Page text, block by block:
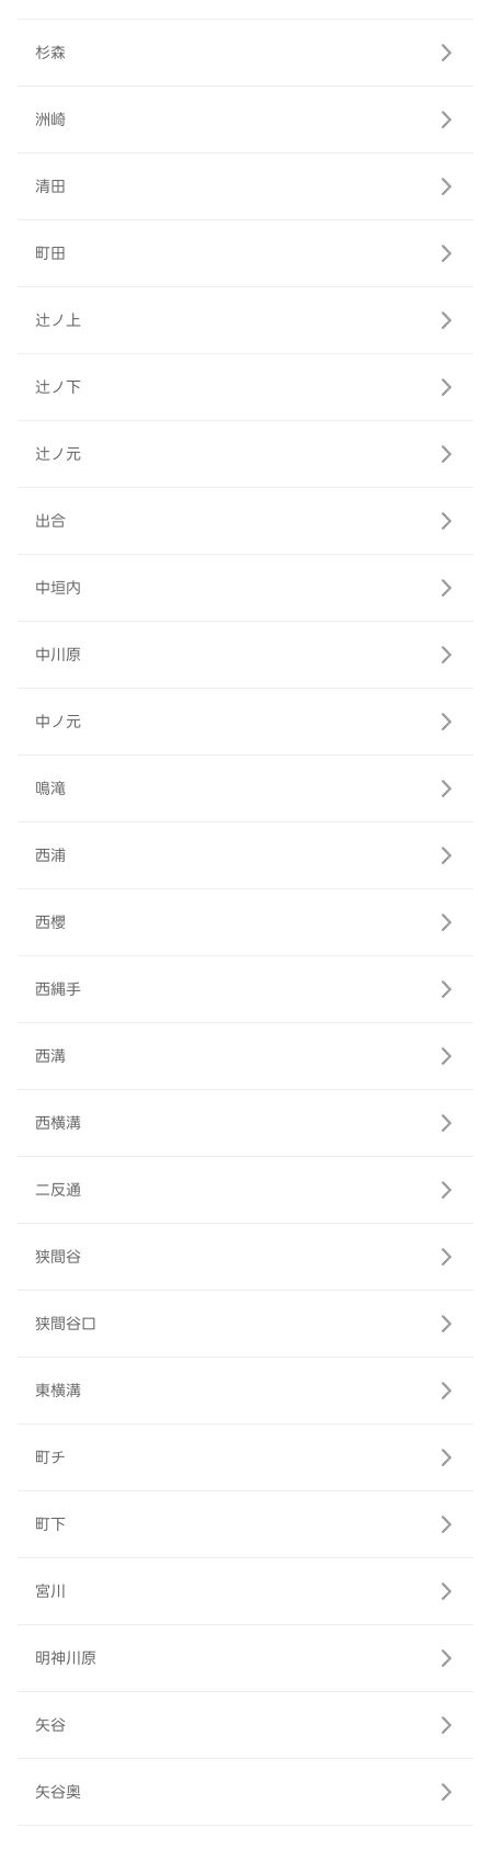
杉森
洲崎
清田
町田
辻ノ上
辻ノ下
辻ノ元
出合
中垣内
中川原
中ノ元
鳴滝
西浦
西櫻
西縄手
西溝
西横溝
二反通
狭間谷
狭間谷口
東横溝
町チ
町下
宮川
明神川原
矢谷
矢谷奥